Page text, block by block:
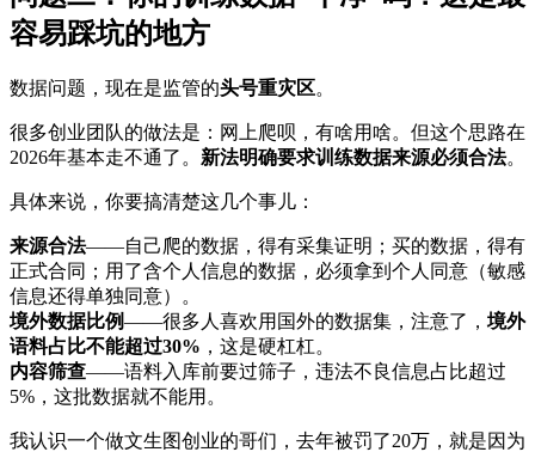
容易踩坑的地方
数据问题，现在是监管的头号重灾区。
很多创业团队的做法是：网上爬呗，有啥用啥。但这个思路在
2026年基本走不通了。 新法明确要求训练数据来源必须合法。
具体来说，你要搞清楚这几个事儿：
来源合法——自己爬的数据，得有采集证明；买的数据，得有
正式合同；用了含个人信息的数据，必须拿到个人同意（敏感
信息还得单独同意）。
境外数据比例——很多人喜欢用国外的数据集，注意了， 境外
语料占比不能超过30% ，这是硬杠杠。
内容筛查——语料入库前要过筛子，违法不良信息占比超过
5%，这批数据就不能用。
我认识一个做文生图创业的哥们，去年被罚了20万，就是因为